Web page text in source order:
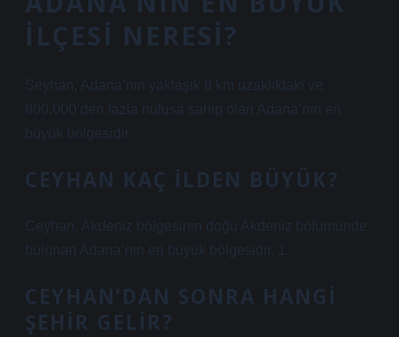
ILÇESI NERESI?
Seyhan, Adana’nın yaklaşık 8 km uzaklıktaki ve
800.000’den fazla nüfusa sahip olan Adana’nın en
büyük bölgesidir.
CEYHAN KAÇ ILDEN BÜYÜK?
Ceyhan, Akdeniz bölgesinin doğu Akdeniz bölümünde
bulunan Adana’nın en büyük bölgesidir. 1.
CEYHAN’DAN SONRA HANGI
ŞEHIR GELIR?